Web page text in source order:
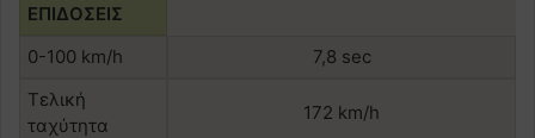
ΕΠΙΔΟΣΕΙΣ
0-100 km/h
7,8 sec
Τελική
ταχύτητα
172 km/h